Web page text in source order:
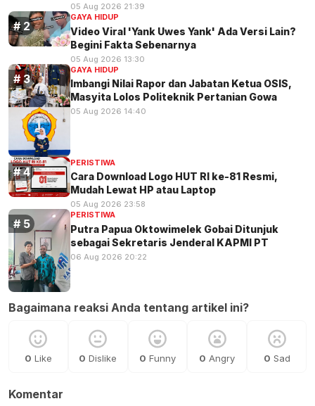
05 Aug 2026 21:39
GAYA HIDUP
Video Viral 'Yank Uwes Yank' Ada Versi Lain?
Begini Fakta Sebenarnya
05 Aug 2026 13:30
GAYA HIDUP
Imbangi Nilai Rapor dan Jabatan Ketua OSIS,
Masyita Lolos Politeknik Pertanian Gowa
05 Aug 2026 14:40
PERISTIWA
Cara Download Logo HUT RI ke-81 Resmi,
Mudah Lewat HP atau Laptop
05 Aug 2026 23:58
PERISTIWA
Putra Papua Oktowimelek Gobai Ditunjuk
sebagai Sekretaris Jenderal KAPMI PT
06 Aug 2026 20:22
Bagaimana reaksi Anda tentang artikel ini?
0 Like 0 Dislike 0 Funny 0 Angry 0 Sad
Komentar